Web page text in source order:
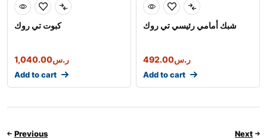
كبوت تي روك
ر.س1,040.00
Add to cart
شبك أمامي رئيسي تي روك
ر.س492.00
Add to cart
Previous Next